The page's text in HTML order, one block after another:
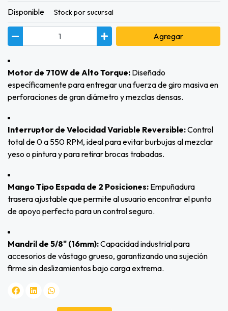
Disponible Stock por sucursal
Agregar
Motor de 710W de Alto Torque: Diseñado
específicamente para entregar una fuerza de giro masiva en
perforaciones de gran diámetro y mezclas densas.
Interruptor de Velocidad Variable Reversible:Control
total de 0 a 550 RPM, ideal para evitar burbujas al mezclar
yeso o pintura y para retirar brocas trabadas.
Mango Tipo Espada de 2 Posiciones: Empuñadura
trasera ajustable que permite al usuario encontrar el punto
de apoyo perfecto para un control seguro.
Mandril de 5/8" (16mm):Capacidad industrial para
accesorios de vástago grueso, garantizando una sujeción
firme sin deslizamientos bajo carga extrema.